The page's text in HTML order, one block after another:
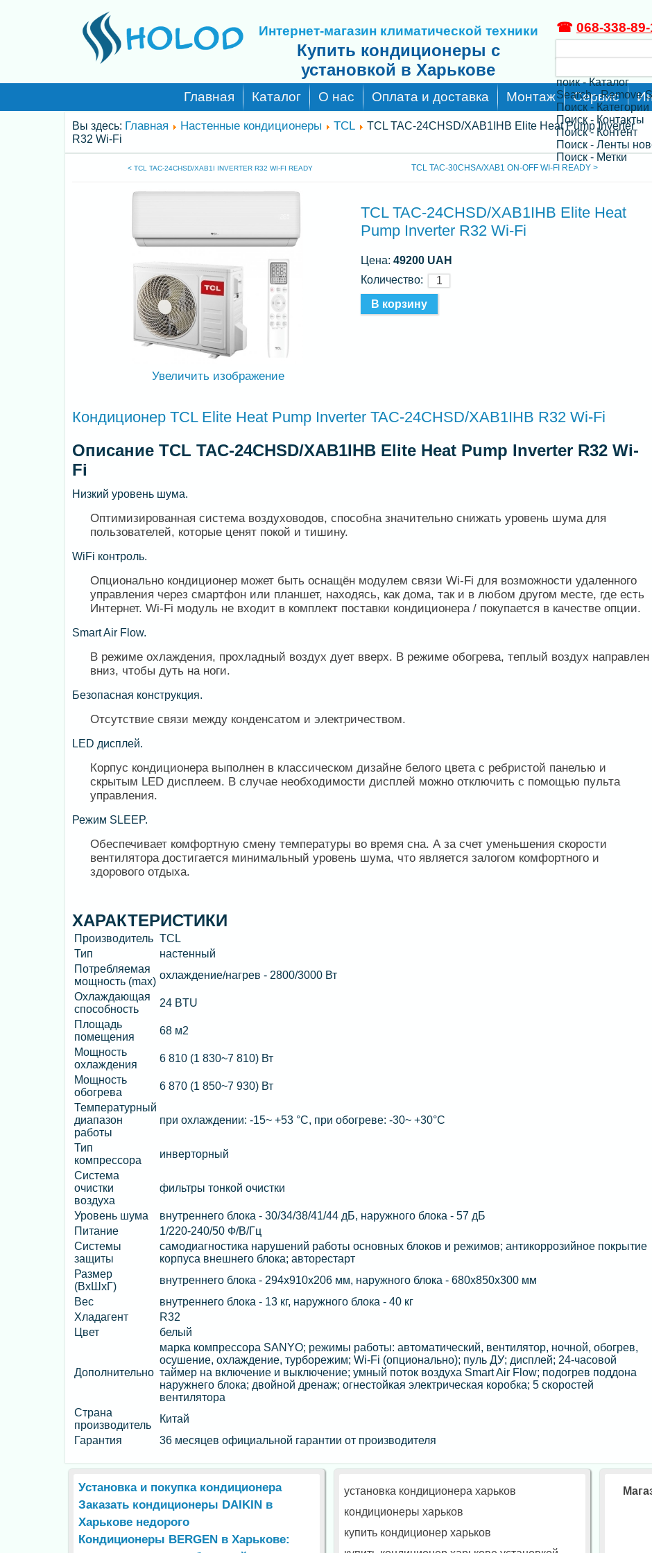
Интернет-магазин климатической техники
Купить кондиционеры с
установкой в Харькове
поик - Каталог
Search - Remove
Поиск - Категории
Поиск - Контакты
Поиск - Контент
Поиск - Ленты
Поиск - Метки
☎ 068-338-
Главная Каталог О нас Оплата и доставка Монтаж Сервис
Вы здесь: Главная Настенные кондиционеры TCL
TCL TAC-24CHSD/XAB1IHB Elite Heat Pump Inverter
R32 Wi-Fi
< TCL TAC-24CHSD/XAB1I INVERTER R32 WI-FI READY TCL TAC-30CHSA/XAB1 ON-OFF WI-FI READY >
Увеличить изображение
TCL TAC-24CHSD/XAB1IHB Elite Heat
Pump Inverter R32 Wi-Fi
Цена:49200 UAH
Количество:
Кондиционер TCL Elite Heat Pump Inverter TAC-24CHSD/XAB1IHB R32 Wi-Fi
Описание TCL TAC-24CHSD/XAB1IHB Elite Heat Pump Inverter R32 Wi-
Fi
Низкий уровень шума.
Оптимизированная система воздуховодов, способна значительно снижать уровень шума для
пользователей, которые ценят покой и тишину.
WiFi контроль.
Опционально кондиционер может быть оснащён модулем связи Wi-Fi для возможности удаленного
управления через смартфон или планшет, находясь, как дома, так и в любом другом месте, где есть
Интернет. Wi-Fi модуль не входит в комплект поставки кондиционера / покупается в качестве опции.
Smart Air Flow.
В режиме охлаждения, прохладный воздух дует вверх. В режиме обогрева, теплый воздух направлен
вниз, чтобы дуть на ноги.
Безопасная конструкция.
Отсутствие связи между конденсатом и электричеством.
LED дисплей.
Корпус кондиционера выполнен в классическом дизайне белого цвета с ребристой панелью и
скрытым LED дисплеем. В случае необходимости дисплей можно отключить с помощью пульта
управления.
Режим SLEEP.
Обеспечивает комфортную смену температуры во время сна. А за счет уменьшения скорости
вентилятора достигается минимальный уровень шума, что является залогом комфортного и
здорового отдыха.
ХАРАКТЕРИСТИКИ
Производитель TCL
Тип
настенный
Потребляемая
мощность (max)
охлаждение/нагрев - 2800/3000 Вт
Охлаждающая
способность
24 BTU
Площадь
помещения
68 м2
Мощность
охлаждения
6 810 (1 830~7 810) Вт
Мощность
обогрева
6 870 (1 850~7 930) Вт
Температурный
диапазон
работы
при охлаждении: -15~ +53 °C, при обогреве: -30~ +30°C
Тип
компрессора
инверторный
Система
очистки
воздуха
фильтры тонкой очистки
Уровень шума
внутреннего блока - 30/34/38/41/44 дБ, наружного блока - 57 дБ
Питание
1/220-240/50 Ф/В/Гц
Системы
защиты
самодиагностика нарушений работы основных блоков и режимов; антикоррозийное покрытие
корпуса внешнего блока; авторестарт
Размер
(ВхШхГ)
внутреннего блока - 294х910х206 мм, наружного блока - 680х850х300 мм
Вес
внутреннего блока - 13 кг, наружного блока - 40 кг
Хладагент
R32
Цвет
белый
Дополнительно
марка компрессора SANYO; режимы работы: автоматический, вентилятор, ночной, обогрев,
осушение, охлаждение, турборежим; Wi-Fi (опционально); пуль ДУ; дисплей; 24-часовой
таймер на включение и выключение; умный поток воздуха Smart Air Flow; подогрев поддона
наружнего блока; двойной дренаж; огнестойкая электрическая коробка; 5 скоростей
вентилятора
Страна
производитель
Китай
Гарантия
36 месяцев официальной гарантии от производителя
Установка и покупка кондиционера
Заказать кондиционеры DAIKIN в
Харькове недорого
Кондиционеры BERGEN в Харькове:
установка кондиционера харьков
кондиционеры харьков
купить кондиционер харьков